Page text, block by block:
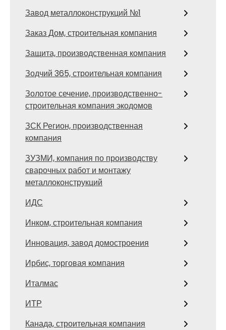
Завод металлоконструкций №1
Заказ Дом, строительная компания
Защита, производственная компания
Зодчий 365, строительная компания
Золотое сечение, производственно-
строительная компания экодомов
ЗСК Регион, производственная
компания
ЗУЗМИ, компания по производству
сварочных работ и монтажу
металлоконструкций
ИДС
Инком, строительная компания
Инновация, завод домостроения
Ирбис, торговая компания
Италмас
ИТР
Канада, строительная компания